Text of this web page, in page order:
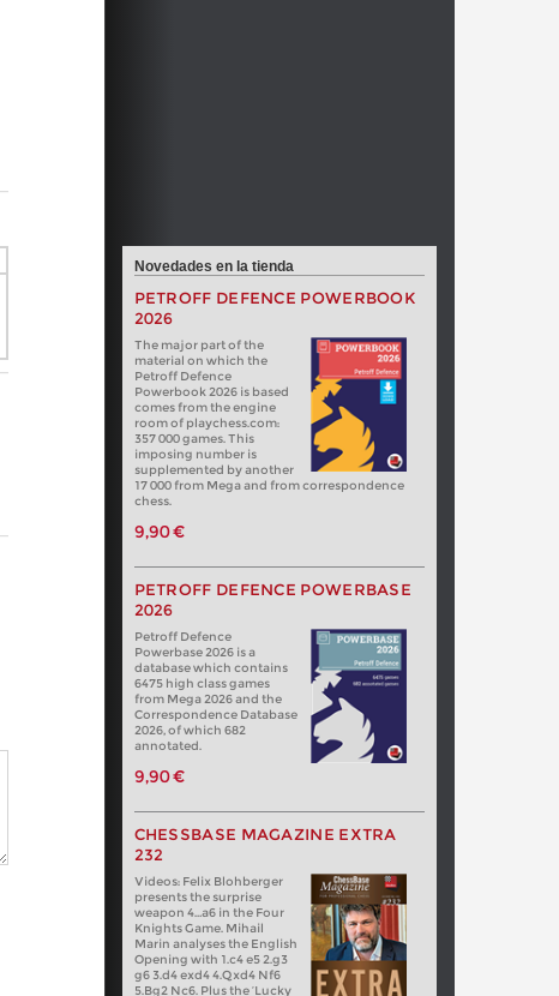
Novedades en la tienda
PETROFF DEFENCE POWERBOOK
2026
The major part of the
material on which the
Petroff Defence
Powerbook 2026 is based
comes from the engine
room of playchess.com:
357 000 games. This
imposing number is
supplemented by another
17 000 from Mega and from correspondence
chess.
9,90 €
PETROFF DEFENCE POWERBASE
2026
Petroff Defence
Powerbase 2026 is a
database which contains
6475 high class games
from Mega 2026 and the
Correspondence Database
2026, of which 682
annotated.
9,90 €
CHESSBASE MAGAZINE EXTRA
232
Videos: Felix Blohberger
presents the surprise
weapon 4…a6 in the Four
Knights Game. Mihail
Marin analyses the English
Opening with 1.c4 e5 2.g3
g6 3.d4 exd4 4.Qxd4 Nf6
5.Bg2 Nc6. Plus the ‘Lucky